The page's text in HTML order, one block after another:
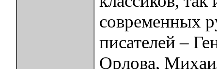
современных
писателей –
Орлова,